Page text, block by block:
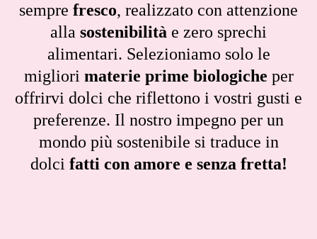
sempre fresco, realizzato con attenzione
alla sostenibilità e zero sprechi
alimentari. Selezioniamo solo le
migliori materie prime biologiche per
offrirvi dolci che riflettono i vostri gusti e
preferenze. Il nostro impegno per un
mondo più sostenibile si traduce in
dolci fatti con amore e senza fretta!